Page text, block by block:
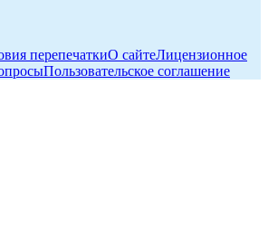
перепечаткиО сайтеЛицензионное
Пользовательское соглашение